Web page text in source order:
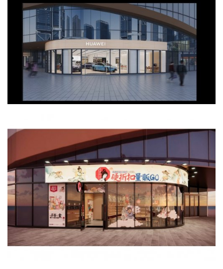
页
新
商
业
观
察
新